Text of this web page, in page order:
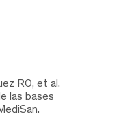
RO, et al.
las bases